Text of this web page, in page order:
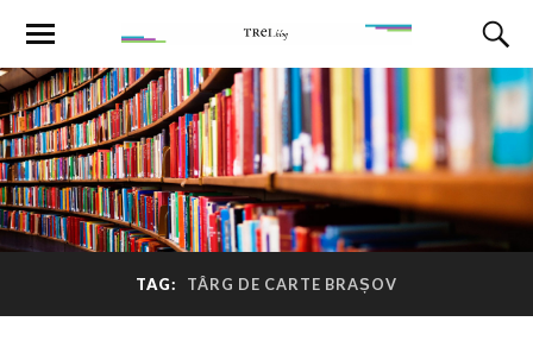
TAG: TÂRG DE CARTE BRAȘOV